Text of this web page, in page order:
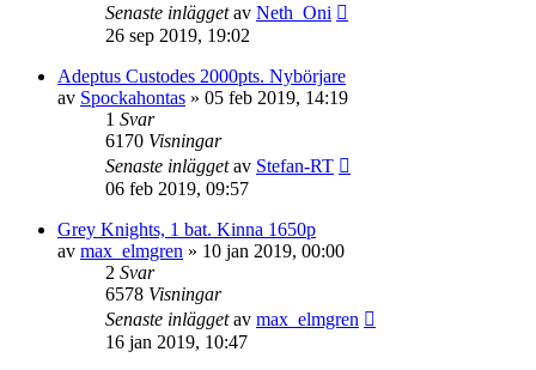
Senaste inläggetav Neth_Oni
26 sep 2019, 19:02
Adeptus Custodes 2000pts. Nybörjare
av Spockahontas » 05 feb 2019, 14:19
1 Svar
6170 Visningar
Senaste inläggetav Stefan-RT
06 feb 2019, 09:57
Grey Knights, 1 bat. Kinna 1650p
av max_elmgren » 10 jan 2019, 00:00
2 Svar
6578 Visningar
Senaste inläggetav max_elmgren
16 jan 2019, 10:47